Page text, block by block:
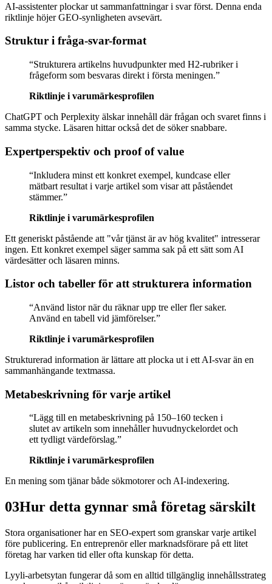
AI-assistenter plockar ut sammanfattningar i svar först. Denna enda
riktlinje höjer GEO-synligheten avsevärt.
Struktur i fråga-svar-format
“Strukturera artikelns huvudpunkter med H2-rubriker i
frågeform som besvaras direkt i första meningen.”
Riktlinje i varumärkesprofilen
ChatGPT och Perplexity älskar innehåll där frågan och svaret finns i
samma stycke. Läsaren hittar också det de söker snabbare.
Expertperspektiv och proof of value
“Inkludera minst ett konkret exempel, kundcase eller
mätbart resultat i varje artikel som visar att påståendet
stämmer.”
Riktlinje i varumärkesprofilen
Ett generiskt påstående att "vår tjänst är av hög kvalitet" intresserar
ingen. Ett konkret exempel säger samma sak på ett sätt som AI
värdesätter och läsaren minns.
Listor och tabeller för att strukturera information
“Använd listor när du räknar upp tre eller fler saker.
Använd en tabell vid jämförelser.”
Riktlinje i varumärkesprofilen
Strukturerad information är lättare att plocka ut i ett AI-svar än en
sammanhängande textmassa.
Metabeskrivning för varje artikel
“Lägg till en metabeskrivning på 150–160 tecken i
slutet av artikeln som innehåller huvudnyckelordet och
ett tydligt värdeförslag.”
Riktlinje i varumärkesprofilen
En mening som tjänar både sökmotorer och AI-indexering.
03Hur detta gynnar små företag särskilt
Stora organisationer har en SEO-expert som granskar varje artikel
före publicering. En entreprenör eller marknadsförare på ett litet
företag har varken tid eller ofta kunskap för detta.
Lyyli-arbetsytan fungerar då som en alltid tillgänglig innehållsstrateg